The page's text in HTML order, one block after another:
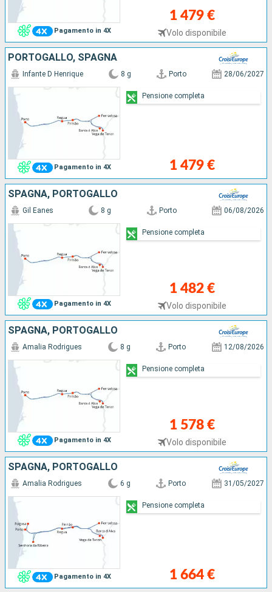
Pagamento in 4X
1 479 €
Volo disponibile
PORTOGALLO, SPAGNA
Pagamento in 4X
Infante D Henrique 8 g Porto 28/06/2027
1 479 €
Pensione completa
SPAGNA, PORTOGALLO
Pagamento in 4X
Gil Eanes 8 g Porto 06/08/2026
1 482 €
Volo disponibile
Pensione completa
SPAGNA, PORTOGALLO
Pagamento in 4X
Amalia Rodrigues 8 g Porto 12/08/2026
1 578 €
Volo disponibile
Pensione completa
SPAGNA, PORTOGALLO
Pagamento in 4X
Amalia Rodrigues 6 g Porto 31/05/2027
1 664 €
Pensione completa